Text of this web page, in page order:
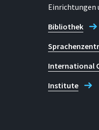
Einrichtungen
Bibliothek
International
Institute